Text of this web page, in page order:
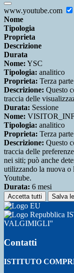
www.youtube.com
Nome
Tipologia
Proprieta
Descrizione
Durata
Nome: YSC
Tipologia: analitico
Proprieta: Terza parte
Descrizione: Questo
traccia delle
Durata: Sessione
Nome:
Tipologia: analitico
Proprieta: Terza parte
Descrizione: Questo
traccia delle
nei siti; può anche
utilizzando la nuova o
Youtube.
Durata: 6 mesi
Accetta tutti Salva
VALGIMIGLI"
Contatti
ISTITUTO